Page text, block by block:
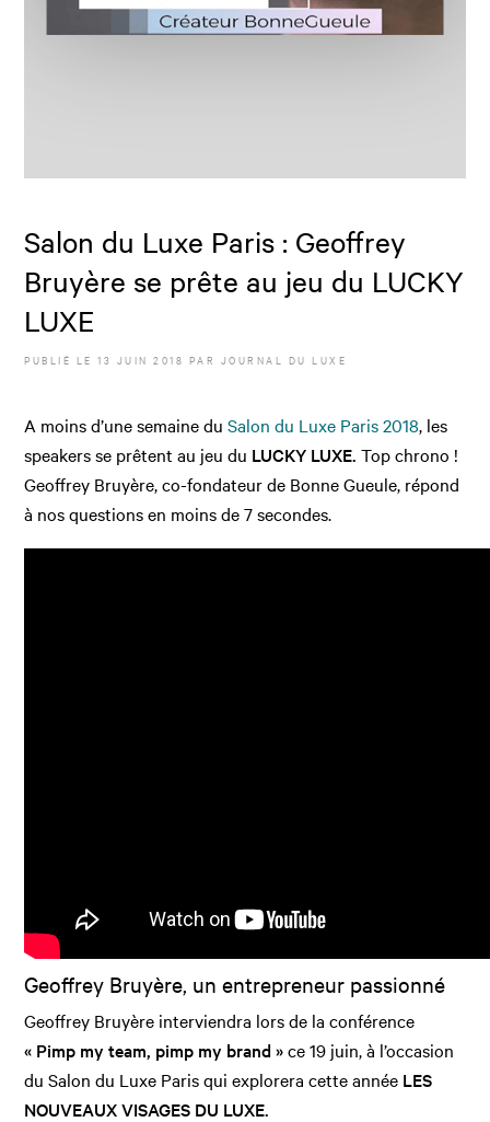
Salon du Luxe Paris : Geoffrey
Bruyère se prête au jeu du LUCKY
LUXE
PUBLIÉ LE13 JUIN 2018 PAR JOURNAL DU LUXE
A moins d’une semaine duSalon du Luxe Paris 2018, les
speakers se prêtent au jeu du LUCKY LUXE. Top chrono !
Geoffrey Bruyère, co-fondateur de Bonne Gueule, répond
à nos questions en moins de 7 secondes.
Geoffrey Bruyère, un entrepreneur passionné
Geoffrey Bruyère interviendra lors de la conférence
« Pimp my team, pimp my brand »ce 19 juin, à l’occasion
du Salon du Luxe Paris qui explorera cette année LES
NOUVEAUX VISAGES DU LUXE.